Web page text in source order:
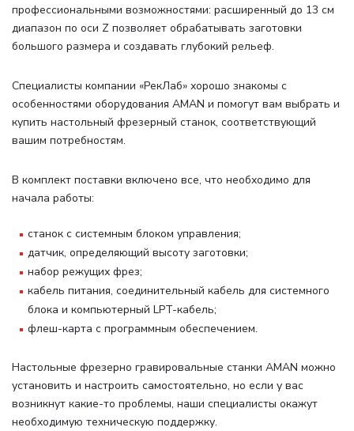
профессиональными возможностями: расширенный до 13 см
диапазон по оси Z позволяет обрабатывать заготовки
большого размера и создавать глубокий рельеф.
Специалисты компании «РекЛаб» хорошо знакомы с
особенностями оборудования AMAN и помогут вам выбрать и
купить настольный фрезерный станок, соответствующий
вашим потребностям.
В комплект поставки включено все, что необходимо для
начала работы:
станок с системным блоком управления;
датчик, определяющий высоту заготовки;
набор режущих фрез;
кабель питания, соединительный кабель для системного
блока и компьютерный LPT-кабель;
флеш-карта с программным обеспечением.
Настольные фрезерно гравировальные станки AMAN можно
установить и настроить самостоятельно, но если у вас
возникнут какие-то проблемы, наши специалисты окажут
необходимую техническую поддержку.